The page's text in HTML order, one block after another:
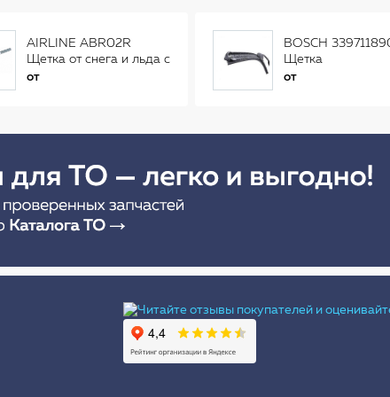
AIRLINE ABR02R
Щетка от снега и льда с
распушенной щетиной
от
BOSCH
Щетка
стеклоочистителя
от